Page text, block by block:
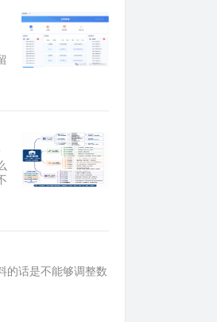
的话是不能够调整数